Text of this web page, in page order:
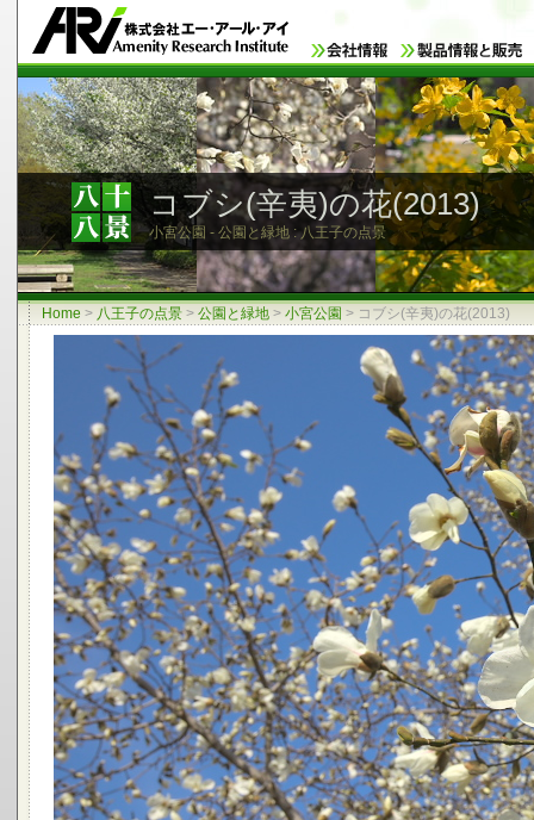
コブシ(辛夷)の花(2013)
小宮公園 - 公園と緑地 : 八王子の点景
Home > 八王子の点景 > 公園と緑地 > 小宮公園 > コブシ(辛夷)の花(2013)